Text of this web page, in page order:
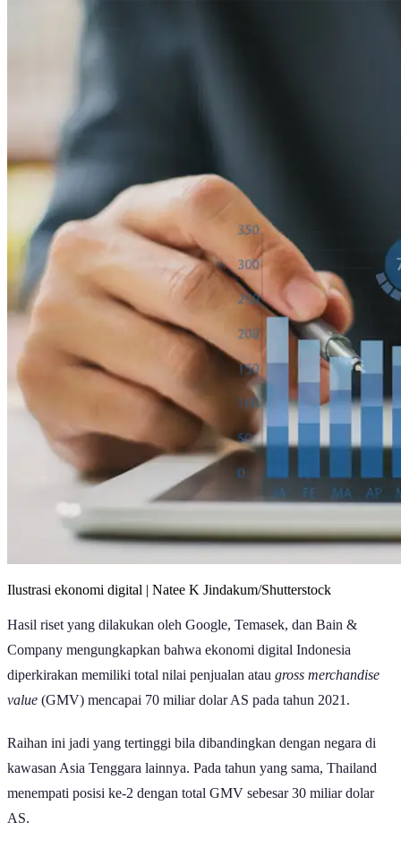
Ilustrasi ekonomi digital | Natee K Jindakum/Shutterstock
Hasil riset yang dilakukan oleh Google, Temasek, dan Bain &
Company mengungkapkan bahwa ekonomi digital Indonesia
diperkirakan memiliki total nilai penjualan atau gross merchandise
value (GMV) mencapai 70 miliar dolar AS pada tahun 2021.
Raihan ini jadi yang tertinggi bila dibandingkan dengan negara di
kawasan Asia Tenggara lainnya. Pada tahun yang sama, Thailand
menempati posisi ke-2 dengan total GMV sebesar 30 miliar dolar
AS.